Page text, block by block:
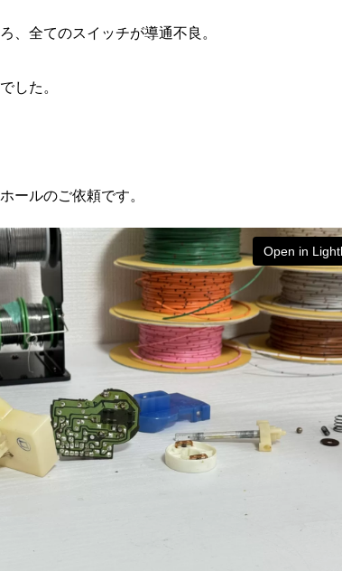
、全てのスイッチが導通不良。
した。
ールのご依頼です。
Open in